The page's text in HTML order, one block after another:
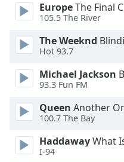
Size
Text
Edge
Style
EuropeThe Final
105.5 The River
The Weeknd
Hot 93.7
Michael Jackson
93.3 Fun FM
Queen Another
100.7 The Bay
HaddawayWhat
I-94